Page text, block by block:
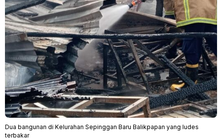
Dua bangunan di Kelurahan Sepinggan Baru Balikpapan yang ludes
terbakar